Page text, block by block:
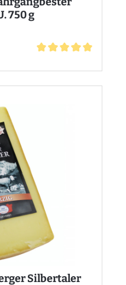
750 g
Silbertaler